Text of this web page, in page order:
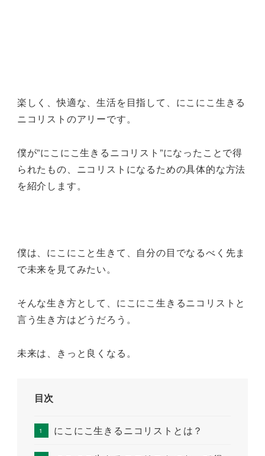
楽しく、快適な、生活を目指して、にこにこ生きる
ニコリストのアリーです。
僕が”にこにこ生きるニコリスト”になったことで得
られたもの、ニコリストになるための具体的な方法
を紹介します。
僕は、にこにこと生きて、自分の目でなるべく先ま
で未来を見てみたい。
そんな生き方として、にこにこ生きるニコリストと
言う生き方はどうだろう。
未来は、きっと良くなる。
目次
にこにこ生きるニコリストとは？